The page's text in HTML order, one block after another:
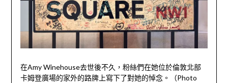
在Amy Winehouse去世後不久，粉絲們在她位於倫敦北部
卡姆登廣場的家外的路牌上寫下了對她的悼念。（Photo